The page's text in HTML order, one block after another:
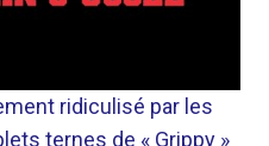
ridiculisé par les
ternes de « Grippy »